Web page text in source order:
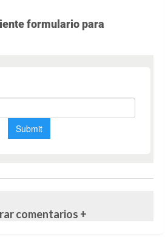
formulario para
comentarios +